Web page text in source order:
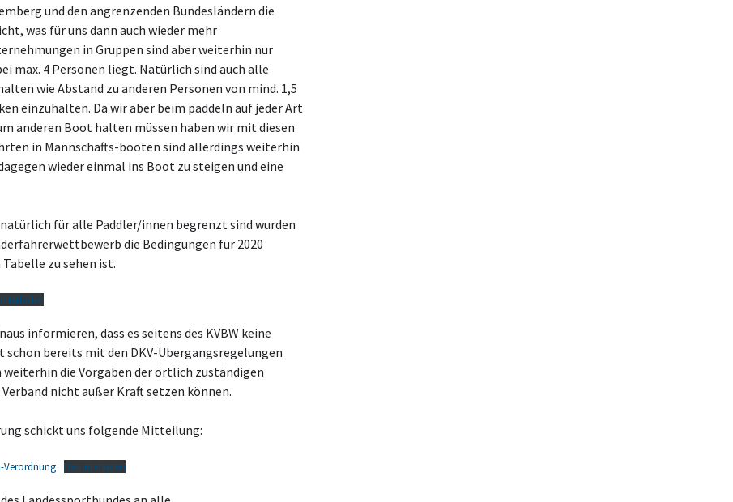
und den angrenzenden Bundesländern die
was für uns dann auch wieder mehr
in Gruppen sind aber weiterhin nur
max. 4 Personen liegt. Natürlich sind auch alle
wie Abstand zu anderen Personen von mind. 1,5
einzuhalten. Da wir aber beim paddeln auf jeder Art
anderen Boot halten müssen haben wir mit diesen
in Mannschafts-booten sind allerdings weiterhin
wieder einmal ins Boot zu steigen und eine
für alle Paddler/innen begrenzt sind wurden
die Bedingungen für 2020
zu sehen ist.
informieren, dass es seitens des KVBW keine
bereits mit den DKV-Übergangsregelungen
die Vorgaben der örtlich zuständigen
nicht außer Kraft setzen können.
schickt uns folgende Mitteilung:
Verordnung Herunterladen